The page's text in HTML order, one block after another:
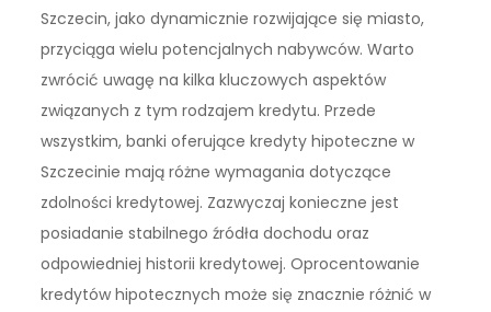
Szczecin, jako dynamicznie rozwijające się miasto,
przyciąga wielu potencjalnych nabywców. Warto
zwrócić uwagę na kilka kluczowych aspektów
związanych z tym rodzajem kredytu. Przede
wszystkim, banki oferujące kredyty hipoteczne w
Szczecinie mają różne wymagania dotyczące
zdolności kredytowej. Zazwyczaj konieczne jest
posiadanie stabilnego źródła dochodu oraz
odpowiedniej historii kredytowej. Oprocentowanie
kredytów hipotecznych może się znacznie różnić w